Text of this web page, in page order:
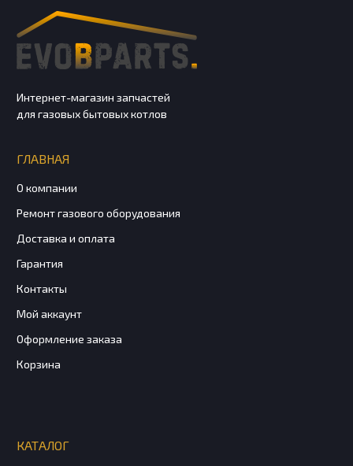
Интернет-магазин запчастей
для газовых бытовых котлов
ГЛАВНАЯ
О компании
Ремонт газового оборудования
Доставка и оплата
Гарантия
Контакты
Мой аккаунт
Оформление заказа
Корзина
КАТАЛОГ